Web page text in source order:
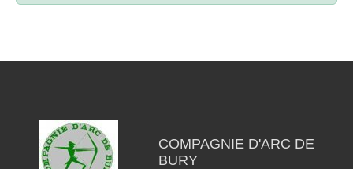
COMPAGNIE D'ARC DE
BURY